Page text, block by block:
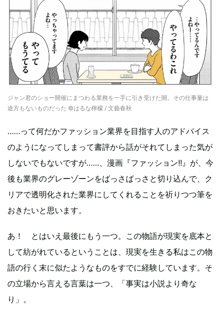
ジャン君のショー開催にまつわる業務を一手に引き受けた開。その仕事量は
途方もないものだった ©︎はるな檸檬 / 文藝春秋
……って何だかファッション業界を目指す人のアドバイス
のようになってしまって書評から話がそれてしまった気が
しないでもないですが……、漫画『ファッション!!』が、今
後も業界のグレーゾーンをばっさばっさと切り込んで、ク
リアで透明化された業界にしてくれることを祈りつつ筆を
おきたいと思います。
あ！ とはいえ最後にもう一つ。この物語が現実を底本と
して紡がれているということは、現実を生きる私はこの物
語の行く末に似たようなものをすでに経験しています。そ
の立場から言える言葉は一つ、「事実は小説より奇な
り」。